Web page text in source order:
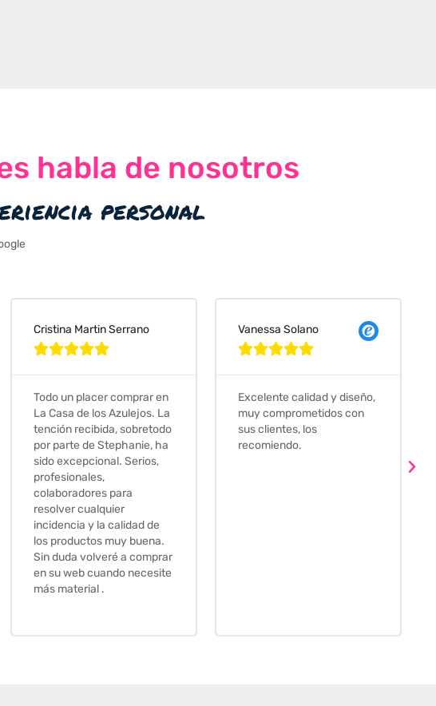
habla de nosotros
personal
Vanessa Solano

Excelente calidad y diseño,
muy comprometidos con
sus clientes, los
recomiendo.
Judit Bonet Pardell

Que decir, si teneis que
comprar alguna baldosa
este és el sitio indicado! Yo
pedi una muestra y me